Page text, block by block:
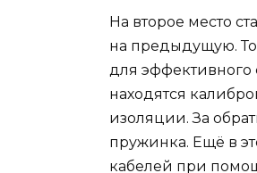
На второе место
на предыдущую.
для эффективного
находятся
изоляции. За
пружинка. Ещё в
кабелей при